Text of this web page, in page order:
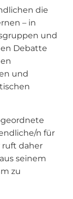
die
– in
und
Debatte
und
n für
ruft daher
seinem
zu